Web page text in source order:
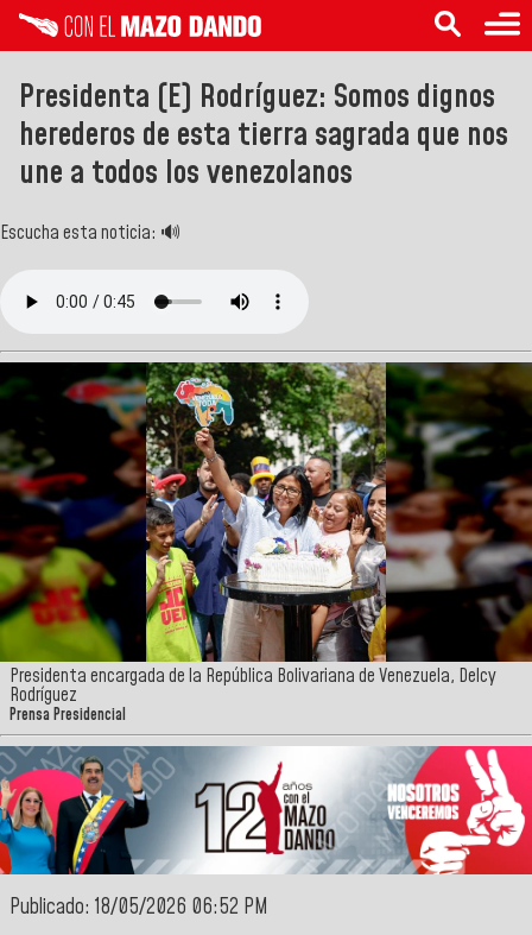
Presidenta (E) Rodríguez: Somos dignos
herederos de esta tierra sagrada que nos
une a todos los venezolanos
Escucha esta noticia: 🔊
Presidenta encargada de la República Bolivariana de Venezuela, Delcy
Rodríguez
Prensa Presidencial
Publicado: 18/05/2026 06:52 PM